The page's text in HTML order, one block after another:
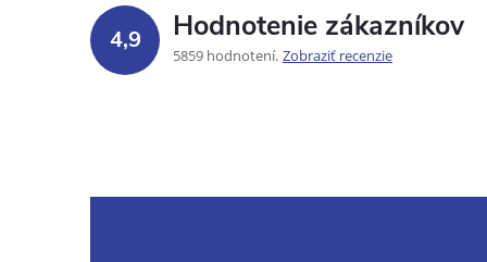
4,9 Hodnotenie zákazníkov
5859 hodnotení Zobraziť recenzie